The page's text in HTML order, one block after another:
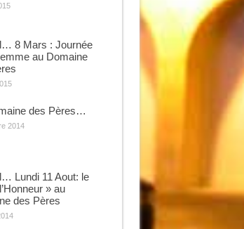
8 Mars : Journée
au Domaine
des Pères…
2014
Lundi 11 Aout: le
» au
des Pères